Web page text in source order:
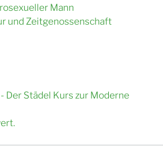
Mann
und Zeitgenossenschaft
Der Städel Kurs zur Moderne